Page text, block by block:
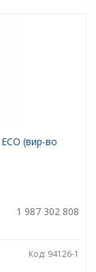
(вир-во
1 987 302 808
Код: 94126-1